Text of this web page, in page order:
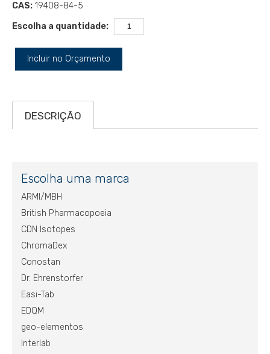
CAS: 19408-84-5
Escolha a quantidade:
Incluir no Orçamento
DESCRIÇÃO
Escolha uma marca
ARMI/MBH
British Pharmacopoeia
CDN Isotopes
ChromaDex
Conostan
Dr. Ehrenstorfer
Easi-Tab
EDQM
geo-elementos
Interlab